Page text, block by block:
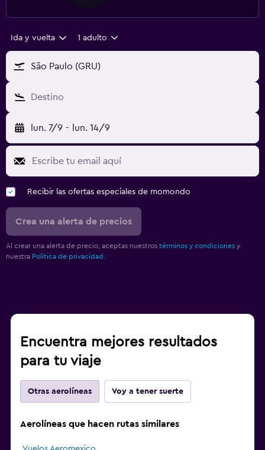
Ida y vuelta 1 adulto
São Paulo (GRU)
Destino
lun. 7/9 - lun. 14/9
Recibir las ofertas especiales de momondo
Crea una alerta de precios
Al crear una alerta de precio, aceptas nuestros términos y condiciones y
nuestra Política de privacidad.
Encuentra mejores resultados
para tu viaje
Otras aerolíneas Voy a tener suerte
Aerolíneas que hacen rutas similares